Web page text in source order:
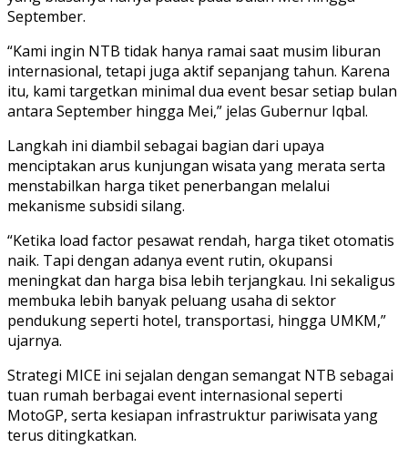
September.
“Kami ingin NTB tidak hanya ramai saat musim liburan
internasional, tetapi juga aktif sepanjang tahun. Karena
itu, kami targetkan minimal dua event besar setiap bulan
antara September hingga Mei,” jelas Gubernur Iqbal.
Langkah ini diambil sebagai bagian dari upaya
menciptakan arus kunjungan wisata yang merata serta
menstabilkan harga tiket penerbangan melalui
mekanisme subsidi silang.
“Ketika load factor pesawat rendah, harga tiket otomatis
naik. Tapi dengan adanya event rutin, okupansi
meningkat dan harga bisa lebih terjangkau. Ini sekaligus
membuka lebih banyak peluang usaha di sektor
pendukung seperti hotel, transportasi, hingga UMKM,”
ujarnya.
Strategi MICE ini sejalan dengan semangat NTB sebagai
tuan rumah berbagai event internasional seperti
MotoGP, serta kesiapan infrastruktur pariwisata yang
terus ditingkatkan.